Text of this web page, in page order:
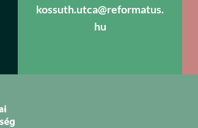
kossuth.utca@reformatus.
hu